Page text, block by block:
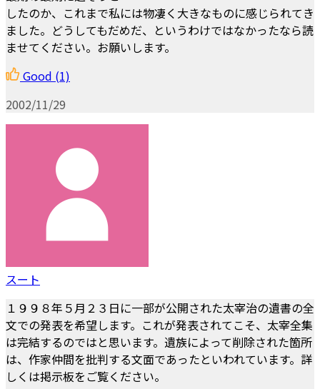
したのか、これまで私には物凄く大きなものに感じられてき
ました。どうしてもだめだ、というわけではなかったなら読
ませてください。お願いします。
Good (1)
2002/11/29
スート
１９９８年５月２３日に一部が公開された太宰治の遺書の全
文での発表を希望します。これが発表されてこそ、太宰全集
は完結するのではと思います。遺族によって削除された箇所
は、作家仲間を批判する文面であったといわれています。詳
しくは掲示板をご覧ください。